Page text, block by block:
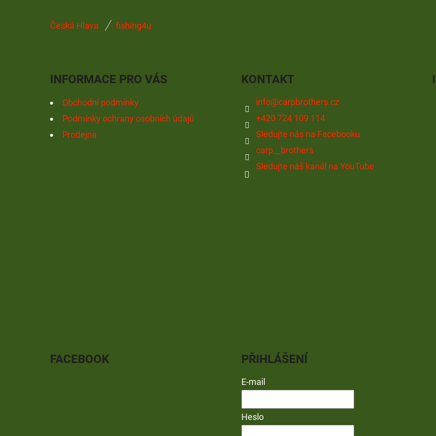
Česká Hlava fishing4u
INFORMACE PRO VÁS
Obchodní podmínky
Podmínky ochrany osobních údajů
Prodejna
KONTAKT
info@carpbrothers.cz
+420 724 109 114
Sledujte nás na Facebooku
carp__brothers
Sledujte náš kanál na YouTube
FACEBOOK PŘIHLÁŠENÍ
E-mail
Heslo